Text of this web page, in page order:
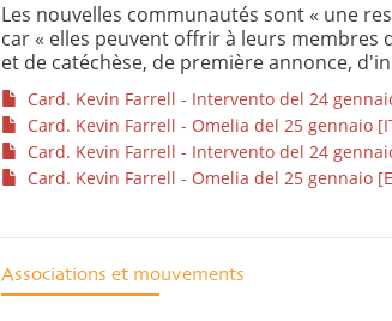
Les nouvelles communautés sont « une
car « elles peuvent offrir à leurs membres
et de catéchèse, de première annonce,
Card. Kevin Farrell - Intervento del 24
Card. Kevin Farrell - Omelia del 25 gennaio
Card. Kevin Farrell - Intervento del 24
Card. Kevin Farrell - Omelia del 25 gennaio
Associations et mouvements